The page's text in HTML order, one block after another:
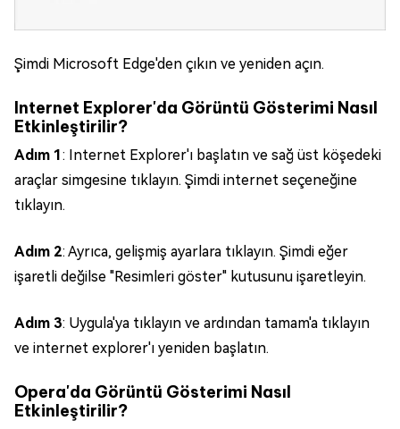
Şimdi Microsoft Edge'den çıkın ve yeniden açın.
Internet Explorer'da Görüntü Gösterimi Nasıl
Etkinleştirilir?
Adım 1: Internet Explorer'ı başlatın ve sağ üst köşedeki
araçlar simgesine tıklayın. Şimdi internet seçeneğine
tıklayın.
Adım 2: Ayrıca, gelişmiş ayarlara tıklayın. Şimdi eğer
işaretli değilse "Resimleri göster" kutusunu işaretleyin.
Adım 3: Uygula'ya tıklayın ve ardından tamam'a tıklayın
ve internet explorer'ı yeniden başlatın.
Opera'da Görüntü Gösterimi Nasıl
Etkinleştirilir?